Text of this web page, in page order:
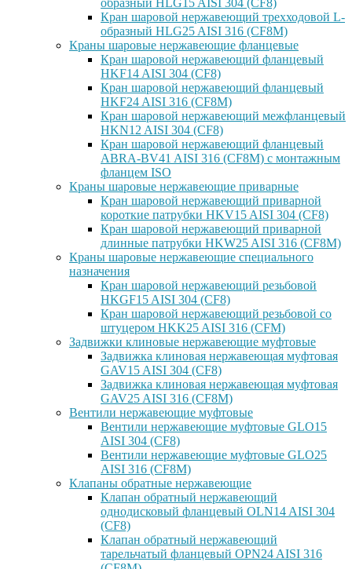
образный HLG15 AISI 304 (CF8)
Кран шаровой нержавеющий трехходовой L-
образный HLG25 AISI 316 (CF8M)
Краны шаровые нержавеющие фланцевые
Кран шаровой нержавеющий фланцевый
HKF14 AISI 304 (CF8)
Кран шаровой нержавеющий фланцевый
HKF24 AISI 316 (CF8M)
Кран шаровой нержавеющий межфланцевый
HKN12 AISI 304 (CF8)
Кран шаровой нержавеющий фланцевый
ABRA-BV41 AISI 316 (CF8M) с монтажным
фланцем ISO
Краны шаровые нержавеющие приварные
Кран шаровой нержавеющий приварной
короткие патрубки HKV15 AISI 304 (CF8)
Кран шаровой нержавеющий приварной
длинные патрубки HKW25 AISI 316 (CF8M)
Краны шаровые нержавеющие специального
назначения
Кран шаровой нержавеющий резьбовой
HKGF15 AISI 304 (CF8)
Кран шаровой нержавеющий резьбовой со
штуцером HKK25 AISI 316 (CFM)
Задвижки клиновые нержавеющие муфтовые
Задвижка клиновая нержавеющая муфтовая
GAV15 AISI 304 (CF8)
Задвижка клиновая нержавеющая муфтовая
GAV25 AISI 316 (CF8M)
Вентили нержавеющие муфтовые
Вентили нержавеющие муфтовые GLO15
AISI 304 (CF8)
Вентили нержавеющие муфтовые GLO25
AISI 316 (CF8M)
Клапаны обратные нержавеющие
Клапан обратный нержавеющий
однодисковый фланцевый OLN14 AISI 304
(CF8)
Клапан обратный нержавеющий
тарельчатый фланцевый OPN24 AISI 316